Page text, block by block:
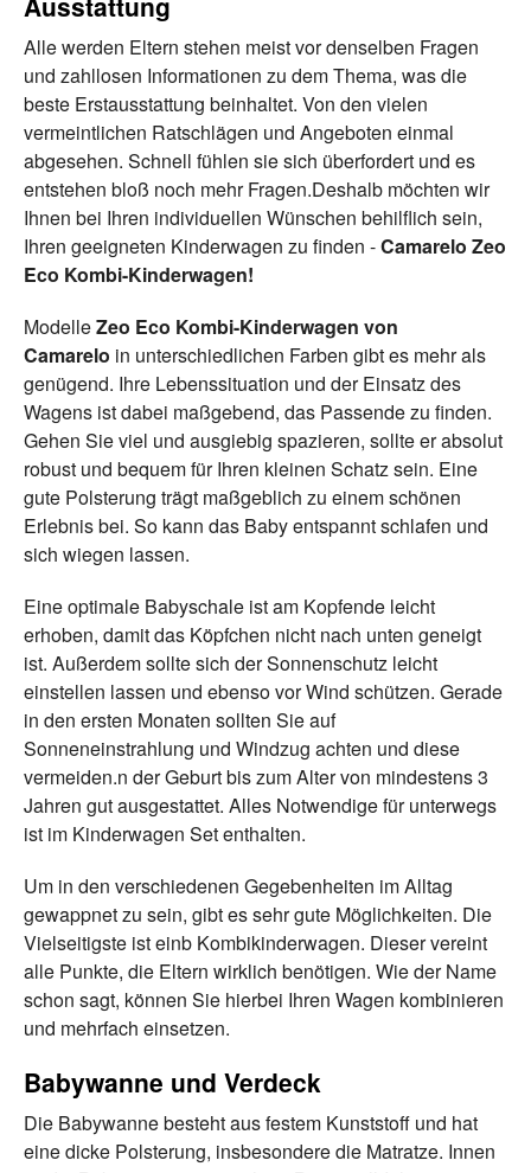
Alle werden Eltern stehen meist vor denselben Fragen
und zahllosen Informationen zu dem Thema, was die
beste Erstausstattung beinhaltet. Von den vielen
vermeintlichen Ratschlägen und Angeboten einmal
abgesehen. Schnell fühlen sie sich überfordert und es
entstehen bloß noch mehr Fragen.Deshalb möchten wir
Ihnen bei Ihren individuellen Wünschen behilflich sein,
Ihren geeigneten Kinderwagen zu finden -Camarelo Zeo
Eco Kombi-Kinderwagen!
ModelleZeo Eco Kombi-Kinderwagen von
Camarelo in unterschiedlichen Farben gibt es mehr als
genügend. Ihre Lebenssituation und der Einsatz des
Wagens ist dabei maßgebend, das Passende zu finden.
Gehen Sie viel und ausgiebig spazieren, sollte er absolut
robust und bequem für Ihren kleinen Schatz sein. Eine
gute Polsterung trägt maßgeblich zu einem schönen
Erlebnis bei. So kann das Baby entspannt schlafen und
sich wiegen lassen.
Eine optimale Babyschale ist am Kopfende leicht
erhoben, damit das Köpfchen nicht nach unten geneigt
ist. Außerdem sollte sich der Sonnenschutz leicht
einstellen lassen und ebenso vor Wind schützen. Gerade
in den ersten Monaten sollten Sie auf
Sonneneinstrahlung und Windzug achten und diese
vermeiden.n der Geburt bis zum Alter von mindestens 3
Jahren gut ausgestattet. Alles Notwendige für unterwegs
ist im Kinderwagen Set enthalten.
Um in den verschiedenen Gegebenheiten im Alltag
gewappnet zu sein, gibt es sehr gute Möglichkeiten. Die
Vielseitigste ist einb Kombikinderwagen. Dieser vereint
alle Punkte, die Eltern wirklich benötigen. Wie der Name
schon sagt, können Sie hierbei Ihren Wagen kombinieren
und mehrfach einsetzen.
Babywanne und Verdeck
Die Babywanne besteht aus festem Kunststoff und hat
eine dicke Polsterung, insbesondere die Matratze. Innen